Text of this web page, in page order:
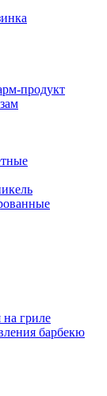
продукт
гриле
барбекю